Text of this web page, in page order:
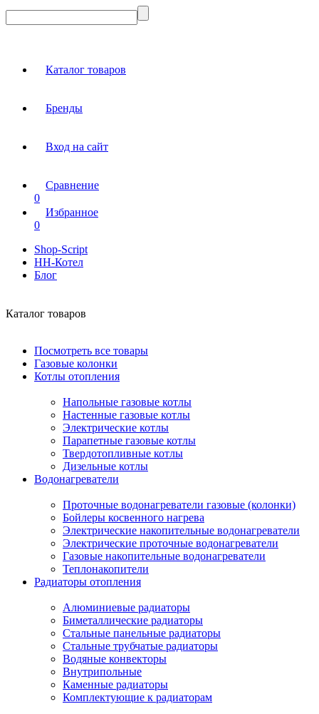
Каталог товаров
Бренды
Вход на сайт
Сравнение
0
Избранное
0
Shop-Script
НН-Котел
Блог
Каталог товаров
Посмотреть все товары
Газовые колонки
Котлы отопления
Напольные газовые котлы
Настенные газовые котлы
Электрические котлы
Парапетные газовые котлы
Твердотопливные котлы
Дизельные котлы
Водонагреватели
Проточные водонагреватели газовые (колонки)
Бойлеры косвенного нагрева
Электрические накопительные водонагреватели
Электрические проточные водонагреватели
Газовые накопительные водонагреватели
Теплонакопители
Радиаторы отопления
Алюминиевые радиаторы
Биметаллические радиаторы
Стальные панельные радиаторы
Стальные трубчатые радиаторы
Водяные конвекторы
Внутрипольные
Каменные радиаторы
Комплектующие к радиаторам